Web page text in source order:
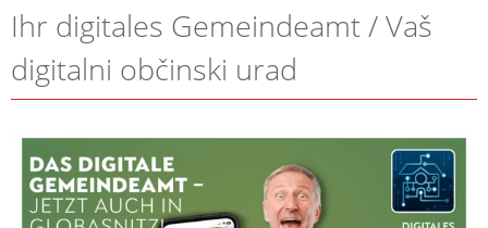
Ihr digitales Gemeindeamt / Vaš
digitalni občinski urad